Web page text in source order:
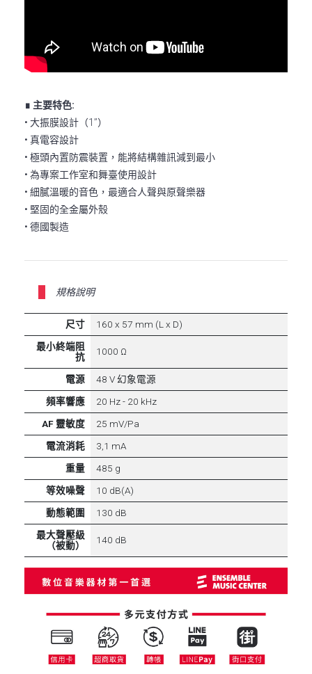
∎ 主要特色:
• 大振膜設計（1’’）
• 真電容設計
• 極頭內置防震裝置，能將結構雜訊減到最小
• 為專案工作室和舞臺使用設計
• 細膩溫暖的音色，最適合人聲與原聲樂器
• 堅固的全金屬外殼
• 德國製造
規格說明
尺寸
160 x 57 mm (L x D)
最小終端阻
抗
1000 Ω
電源
48 V 幻象電源
頻率響應
20 Hz - 20 kHz
AF 靈敏度
25 mV/Pa
電流消耗
3,1 mA
重量
485 g
等效噪聲
10 dB(A)
動態範圍
130 dB
最大聲壓級
（被動）
140 dB